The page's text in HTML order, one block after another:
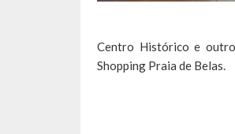
Centro Histórico e
Shopping Praia de Belas.